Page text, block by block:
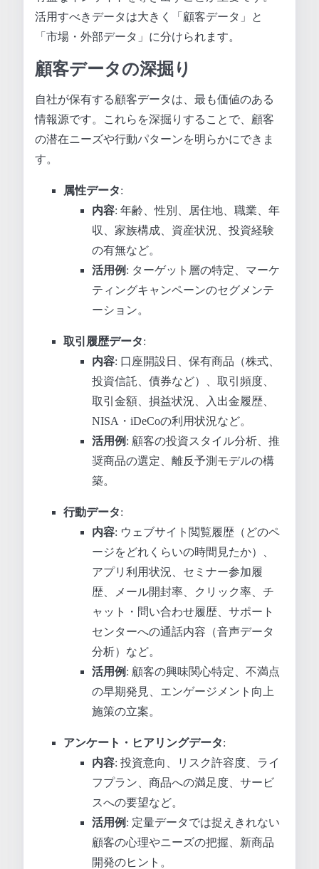
活用すべきデータは大きく「顧客データ」と
「市場・外部データ」に分けられます。
顧客データの深掘り
自社が保有する顧客データは、最も価値のある
情報源です。これらを深掘りすることで、顧客
の潜在ニーズや行動パターンを明らかにできま
す。
属性データ:
内容: 年齢、性別、居住地、職業、年
収、家族構成、資産状況、投資経験
の有無など。
活用例 : ターゲット層の特定、マーケ
ティングキャンペーンのセグメンテ
ーション。
取引履歴データ:
内容: 口座開設日、保有商品（株式、
投資信託、債券など）、取引頻度、
取引金額、損益状況、入出金履歴、
NISA・iDeCoの利用状況など。
活用例 : 顧客の投資スタイル分析、推
奨商品の選定、離反予測モデルの構
築。
行動データ:
内容: ウェブサイト閲覧履歴（どのペ
ージをどれくらいの時間見たか）、
アプリ利用状況、セミナー参加履
歴、メール開封率、クリック率、チ
ャット・問い合わせ履歴、サポート
センターへの通話内容（音声データ
分析）など。
活用例 : 顧客の興味関心特定、不満点
の早期発見、エンゲージメント向上
施策の立案。
アンケート・ヒアリングデータ:
内容: 投資意向、リスク許容度、ライ
フプラン、商品への満足度、サービ
スへの要望など。
活用例 : 定量データでは捉えきれない
顧客の心理やニーズの把握、新商品
開発のヒント。